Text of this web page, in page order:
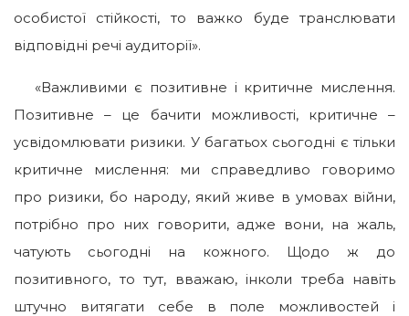
особистої стійкості, то важко буде транслювати
відповідні речі аудиторії».
«Важливими є позитивне і критичне мислення.
Позитивне – це бачити можливості, критичне –
усвідомлювати ризики. У багатьох сьогодні є тільки
критичне мислення: ми справедливо говоримо
про ризики, бо народу, який живе в умовах війни,
потрібно про них говорити, адже вони, на жаль,
чатують сьогодні на кожного. Щодо ж до
позитивного, то тут, вважаю, інколи треба навіть
штучно витягати себе в поле можливостей і